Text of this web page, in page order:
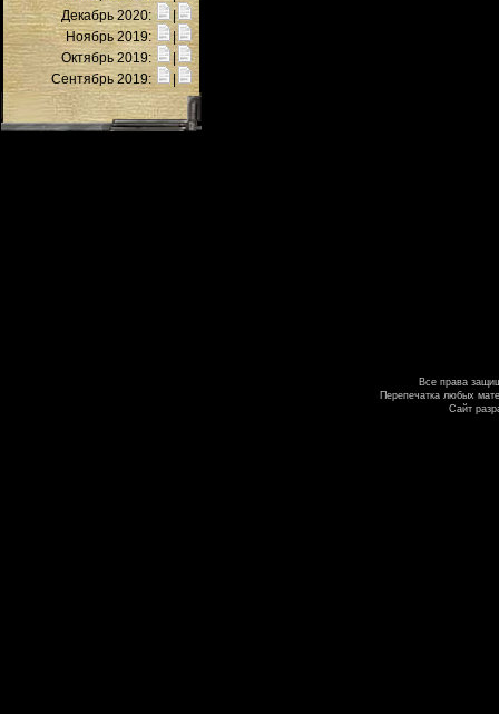
Декабрь 2020:
Ноябрь 2019:
Октябрь 2019:
Сентябрь 2019:
Все права
Перепечатка любых
Сайт